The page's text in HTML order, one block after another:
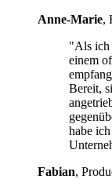
Anne-Marie,
"Als ich
einem
Bereit,
habe
Fabian,